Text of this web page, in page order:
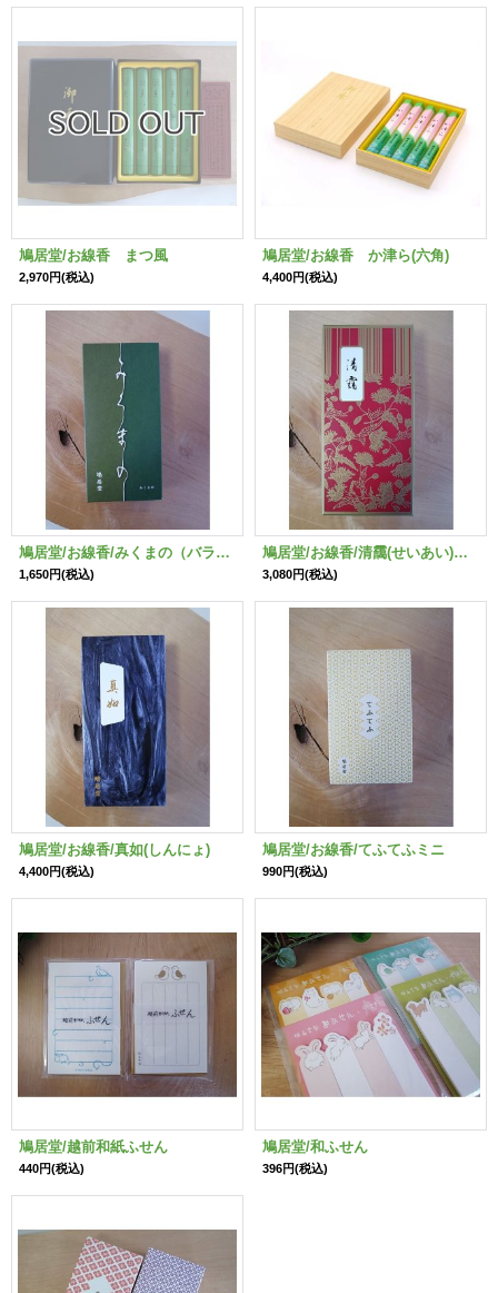
鳩居堂/お線香 まつ風
2,970円(税込)
鳩居堂/お線香 か津ら(六角)
4,400円(税込)
鳩居堂/お線香/みくまの（バラ詰め）
1,650円(税込)
鳩居堂/お線香/清靄(せいあい)バラ詰め
3,080円(税込)
鳩居堂/お線香/真如(しんにょ)
4,400円(税込)
鳩居堂/お線香/てふてふミニ
990円(税込)
鳩居堂/越前和紙ふせん
440円(税込)
鳩居堂/和ふせん
396円(税込)